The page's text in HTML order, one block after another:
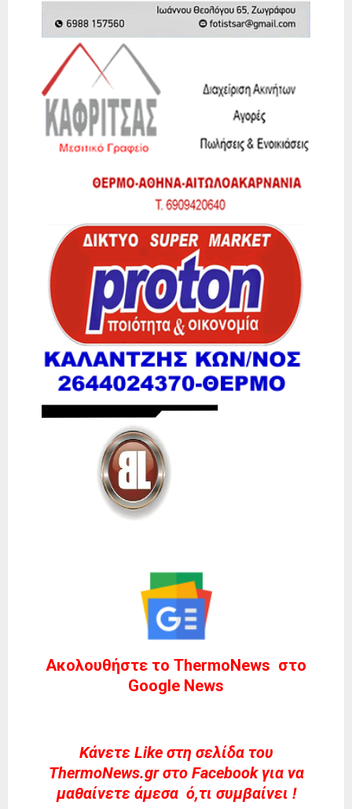
Ακολουθήστε το ThermoNews στο
Google News
Kάνετε Like στη σελίδα του
ThermoNews.gr στο Facebook για να
μαθαίνετε άμεσα ό,τι συμβαίνει !